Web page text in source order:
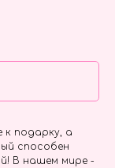
к подарку, а
способен
В нашем мире -